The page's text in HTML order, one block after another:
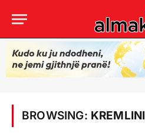
BROWSING: KREMLINI